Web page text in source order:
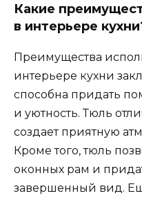
Какие
в интерьере
Преимущества
интерьере кухни
способна придать
и уютность. Тюль
создает приятную
Кроме того, тюль
оконных рам и
завершенный вид.